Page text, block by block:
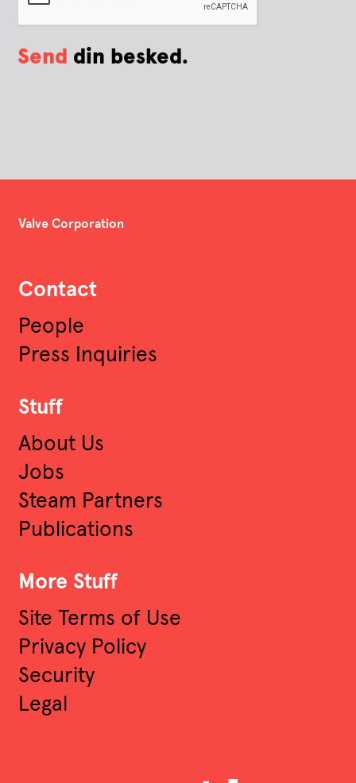
Send din besked.
Valve Corporation
Contact
People
Press Inquiries
Stuff
About Us
Jobs
Steam Partners
Publications
More Stuff
Site Terms of Use
Privacy Policy
Security
Legal